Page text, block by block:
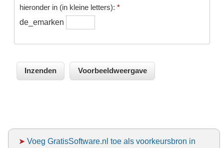
hieronder in (in kleine letters): *
de_emarken
➤ Voeg GratisSoftware.nl toe als voorkeursbron in